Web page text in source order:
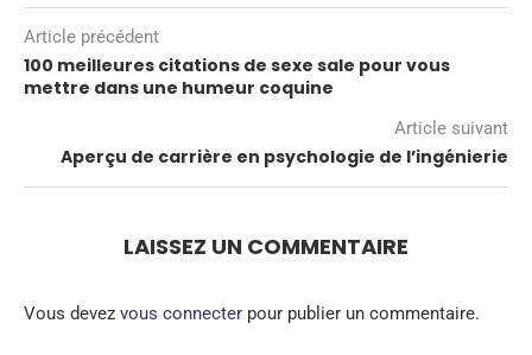
Article précédent
100 meilleures citations de sexe sale pour vous
mettre dans une humeur coquine
Article suivant
Aperçu de carrière en psychologie de l’ingénierie
LAISSEZ UN COMMENTAIRE
Vous devez vous connecter pour publier un commentaire.